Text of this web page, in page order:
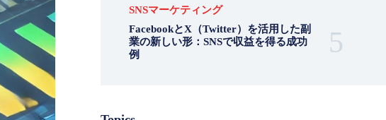
SNSマーケティング
FacebookとX（Twitter）を活用した副
業の新しい形：SNSで収益を得る成功
例